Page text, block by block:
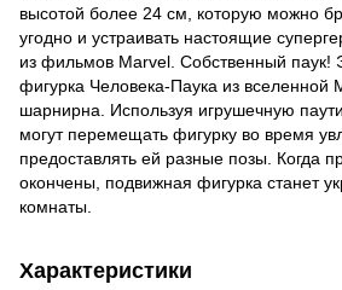
высотой более 24 см, которую можно
угодно и устраивать настоящие
из фильмов Marvel. Собственный паук!
фигурка Человека-Паука из вселенной
шарнирна. Используя игрушечную
могут перемещать фигурку во время
предоставлять ей разные позы. Когда
окончены, подвижная фигурка станет
комнаты.
Характеристики